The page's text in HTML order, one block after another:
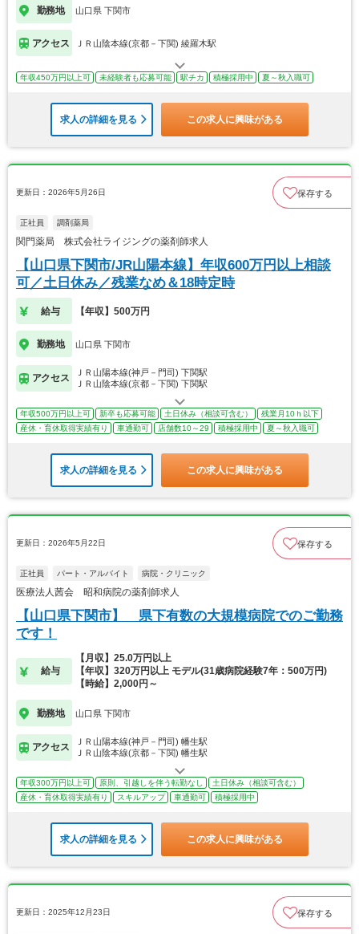
勤務地 山口県 下関市
アクセス ＪＲ山陰本線(京都－下関) 綾羅木駅
年収450万円以上可 未経験者も応募可能 駅チカ 積極採用中 夏～秋入職可
求人の詳細を見る この求人に興味がある
更新日：2026年5月26日 保存する
正社員 調剤薬局
関門薬局 株式会社ライジングの薬剤師求人
【山口県下関市/JR山陽本線】年収600万円以上相談
可／土日休み／残業なめ＆18時定時
給与 【年収】500万円
勤務地 山口県 下関市
アクセス
ＪＲ山陽本線(神戸－門司) 下関駅
ＪＲ山陰本線(京都－下関) 下関駅
年収500万円以上可 新卒も応募可能 土日休み（相談可含む）
残業月10ｈ以下
産休・育休取得実績有り
車通勤可 店舗数10～29 積極採用中 夏～秋入職可
求人の詳細を見る この求人に興味がある
更新日：2026年5月22日 保存する
正社員 パート・アルバイト 病院・クリニック
医療法人茜会 昭和病院の薬剤師求人
【山口県下関市】 県下有数の大規模病院でのご勤務
です！
給与
【月収】25.0万円以上
【年収】320万円以上 モデル(31歳病院経験7年：500万円)
【時給】2,000円～
勤務地 山口県 下関市
アクセス
ＪＲ山陽本線(神戸－門司) 幡生駅
ＪＲ山陰本線(京都－下関) 幡生駅
年収300万円以上可 原則、引越しを伴う転勤なし
土日休み（相談可含む）
産休・育休取得実績有り
スキルアップ 車通勤可 積極採用中
求人の詳細を見る この求人に興味がある
更新日：2025年12月23日 保存する